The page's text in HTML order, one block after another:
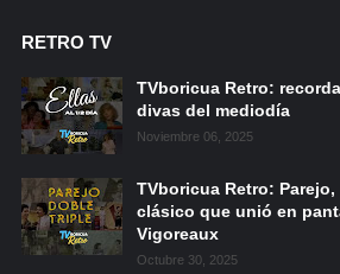
RETRO TV
TVboricua Retro:
divas del mediodía
Noviembre 06, 2025
TVboricua Retro:
clásico que unió en
Vigoreaux
Octubre 30, 2025